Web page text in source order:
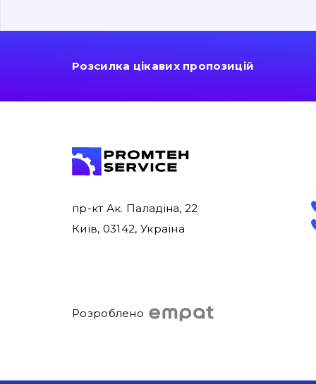
Розсилка цікавих пропозицій
пр-кт Ак. Паладіна, 22
Київ, 03142, Україна
Розроблено